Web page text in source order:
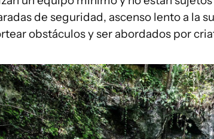
de seguridad, ascenso lento a la
obstáculos y ser abordados por